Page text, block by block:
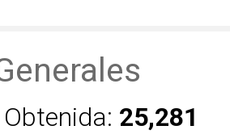
25,281